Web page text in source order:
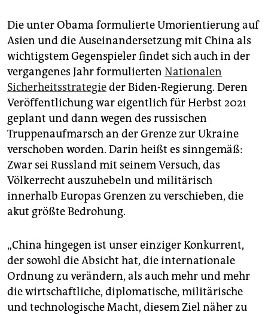
Die unter Obama formulierte Umorientierung auf
Asien und die Auseinandersetzung mit China als
wichtigstem Gegenspieler findet sich auch in der
vergangenes Jahr formulierten Nationalen
Sicherheitsstrategieder Biden-Regierung. Deren
Veröffentlichung war eigentlich für Herbst 2021
geplant und dann wegen des russischen
Truppenaufmarsch an der Grenze zur Ukraine
verschoben worden. Darin heißt es sinngemäß:
Zwar sei Russland mit seinem Versuch, das
Völkerrecht auszuhebeln und militärisch
innerhalb Europas Grenzen zu verschieben, die
akut größte Bedrohung.
„China hingegen ist unser einziger Konkurrent,
der sowohl die Absicht hat, die internationale
Ordnung zu verändern, als auch mehr und mehr
die wirtschaftliche, diplomatische, militärische
und technologische Macht, diesem Ziel näher zu